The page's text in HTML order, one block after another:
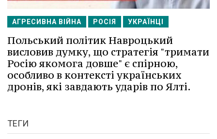
АГРЕСИВНА ВІЙНА РОСІЯ УКРАЇНЦІ
Польський політик Навроцький
висловив думку, що стратегія "тримати
Росію якомога довше" є спірною,
особливо в контексті українських
дронів, які завдають ударів по Ялті.
ТЕГИ